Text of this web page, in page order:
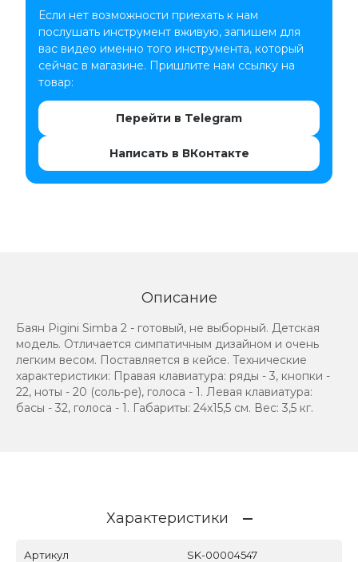
Если нет возможности приехать к нам
послушать инструмент вживую, запишем для
вас видео именно того инструмента, который
сейчас в магазине. Пришлите нам ссылку на
товар:
Перейти в Telegram
Написать в ВКонтакте
Описание
Баян Pigini Simba 2 - готовый, не выборный. Детская
модель. Отличается симпатичным дизайном и очень
легким весом. Поставляется в кейсе. Технические
характеристики: Правая клавиатура: ряды - 3, кнопки -
22, ноты - 20 (соль-ре), голоса - 1. Левая клавиатура:
басы - 32, голоса - 1. Габариты: 24x15,5 см. Вес: 3,5 кг.
Характеристики
Артикул SK-00004547